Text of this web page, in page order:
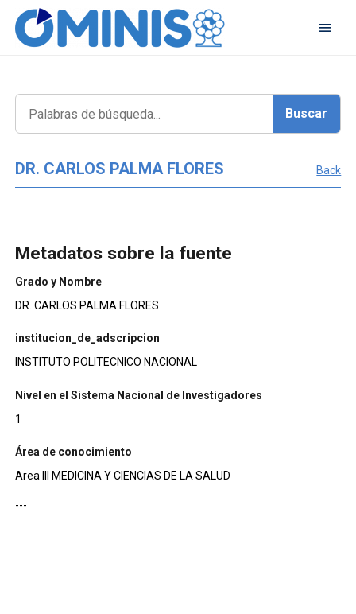
DR. CARLOS PALMA FLORES Back
Metadatos sobre la fuente
Grado y Nombre
DR. CARLOS PALMA FLORES
institucion_de_adscripcion
INSTITUTO POLITECNICO NACIONAL
Nivel en el Sistema Nacional de Investigadores
1
Área de conocimiento
Area III MEDICINA Y CIENCIAS DE LA SALUD
---